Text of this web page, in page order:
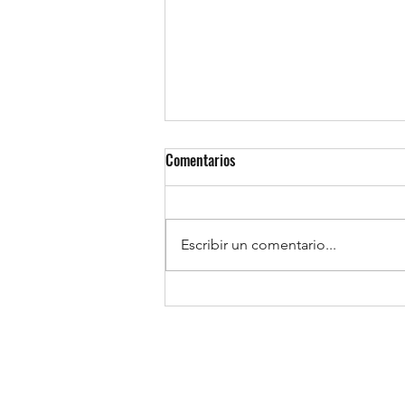
¡No dejes dinero en la mesa!
Comentarios
Escribir un comentario...